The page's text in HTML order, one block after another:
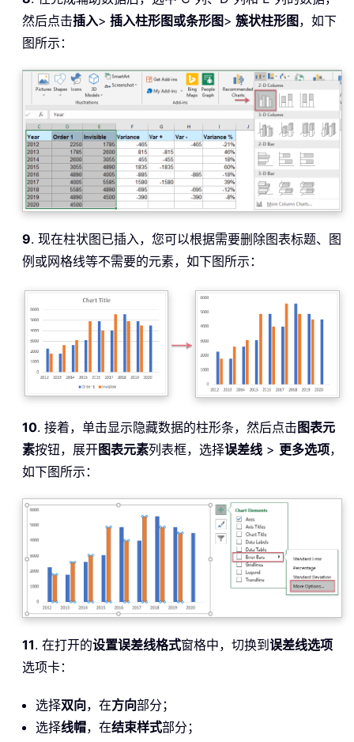
然后点击插入> 插入柱形图或条形图> 簇状柱形图 ，如下
图所示：
9. 现在柱状图已插入，您可以根据需要删除图表标题、图
例或网格线等不需要的元素，如下图所示：
10. 接着，单击显示隐藏数据的柱形条，然后点击图表元
素按钮，展开图表元素列表框，选择误差线 > 更多选项，
如下图所示：
11. 在打开的设置误差线格式窗格中，切换到 误差线选项
选项卡：
选择双向，在方向部分；
选择线帽，在结束样式部分；